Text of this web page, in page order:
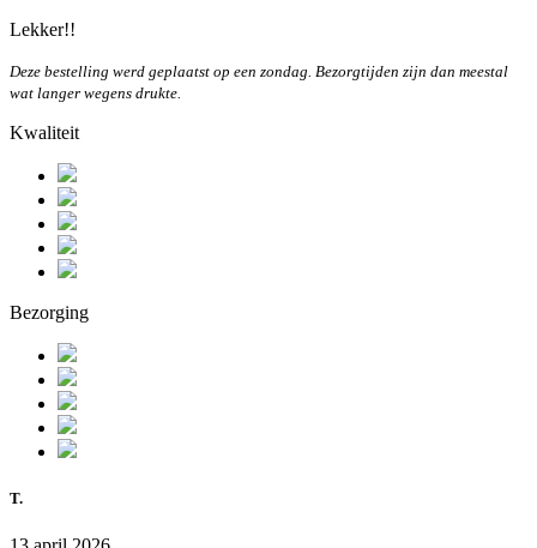
Lekker!!
Deze bestelling werd geplaatst op een zondag. Bezorgtijden zijn dan meestal
wat langer wegens drukte.
Kwaliteit
Bezorging
T.